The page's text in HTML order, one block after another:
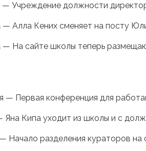
— Учреждение должности
— Алла Кених сменяет на посту
— На сайте школы теперь
— Первая конференция для
Яна Кипа уходит из школы и с
Начало разделения кураторов